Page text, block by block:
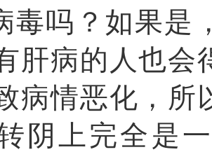
毒吗？如果是
肝病的人也会
病情恶化，所
阴上完全是